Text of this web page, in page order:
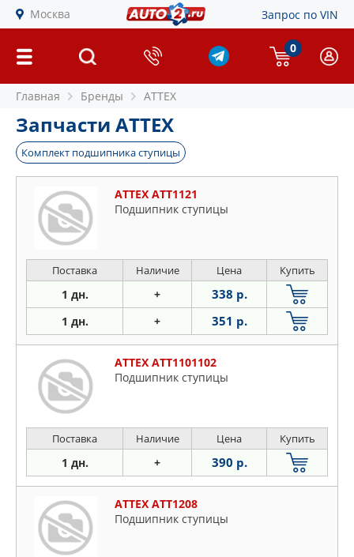
Москва Запрос по VIN
0
Главная Бренды ATTEX
Запчасти ATTEX
Комплект подшипника ступицы
ATTEX ATT1121
Подшипник ступицы
Поставка Наличие Цена Купить
1 дн. + 338 р.
1 дн. + 351 р.
ATTEX ATT1101102
Подшипник ступицы
Поставка Наличие Цена Купить
1 дн. + 390 р.
ATTEX ATT1208
Подшипник ступицы